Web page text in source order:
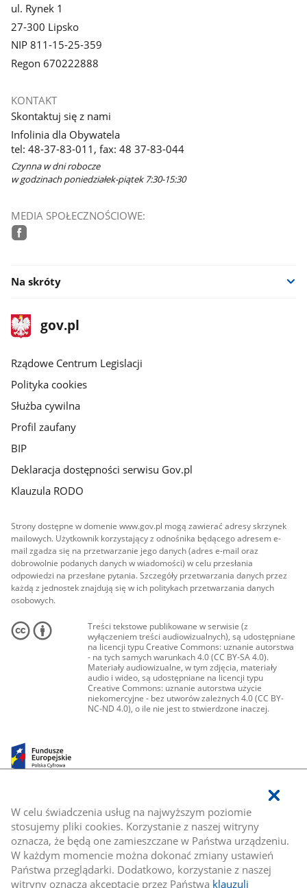
W celu świadczenia usług na najwyższym poziomie
stosujemy pliki cookies. Korzystanie z naszej witryny
oznacza, że będą one zamieszczane w Państwa urządzeniu.
W każdym momencie można dokonać zmiany ustawień
Państwa przeglądarki. Dodatkowo, korzystanie z naszej
witryny oznacza akceptację przez Państwa klauzuli
ul. Rynek 1
27-300 Lipsko
NIP 811-15-25-359
Regon 670222888
KONTAKT
Skontaktuj się z nami
Infolinia dla Obywatela
tel: 48-37-83-011, fax: 48 37-83-044
Czynna w dni robocze
w godzinach poniedziałek-piątek 7:30-15:30
MEDIA SPOŁECZNOŚCIOWE:
Na skróty
stopka
gov.plStrona
gov.pl
Rządowe Centrum Legislacji
Polityka cookies
Służba cywilna
Profil zaufany
BIP
Deklaracja dostępności serwisu Gov.pl
Klauzula RODO
Strony dostępne w domenie www.gov.pl mogą zawierać adresy skrzynek
mailowych. Użytkownik korzystający z odnośnika będącego adresem e-
mail zgadza się na przetwarzanie jego danych (adres e-mail oraz
dobrowolnie podanych danych w wiadomości) w celu przesłania
odpowiedzi na przesłane pytania. Szczegóły przetwarzania danych przez
każdą z jednostek znajdują się w ich politykach przetwarzania danych
osobowych.
Treści tekstowe publikowane w serwisie (z
wyłączeniem treści audiowizualnych), są udostępniane
na licencji typu Creative Commons: uznanie autorstwa
- na tych samych warunkach 4.0 (CC BY-SA 4.0).
Materiały audiowizualne, w tym zdjęcia, materiały
audio i wideo, są udostępniane na licencji typu
Creative Commons: uznanie autorstwa użycie
niekomercyjne - bez utworów zależnych 4.0 (CC BY-
NC-ND 4.0), o ile nie jest to stwierdzone inaczej.